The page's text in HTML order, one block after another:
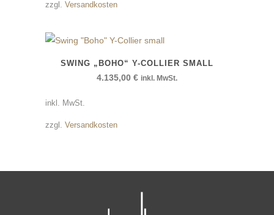
zzgl. Versandkosten
SWING „BOHO“ Y-COLLIER SMALL
4.135,00 € inkl. MwSt.
inkl. MwSt.
zzgl. Versandkosten